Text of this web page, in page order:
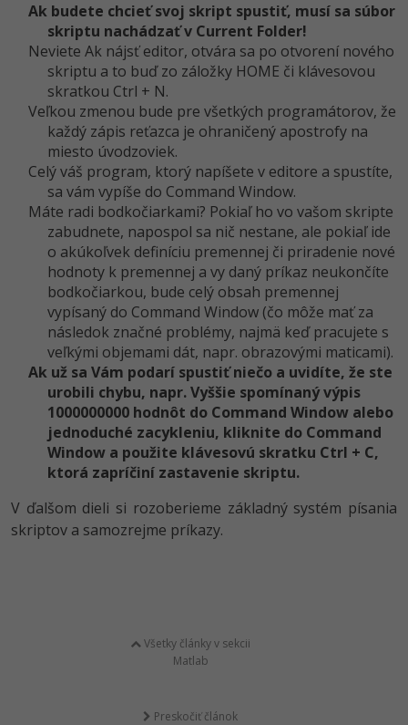
Ak budete chcieť svoj skript spustiť, musí sa súbor
skriptu nachádzať v Current Folder!
Neviete Ak nájsť editor, otvára sa po otvorení nového
skriptu a to buď zo záložky HOME či klávesovou
skratkou Ctrl + N.
Veľkou zmenou bude pre všetkých programátorov, že
každý zápis reťazca je ohraničený apostrofy na
miesto úvodzoviek.
Celý váš program, ktorý napíšete v editore a spustíte,
sa vám vypíše do Command Window.
Máte radi bodkočiarkami? Pokiaľ ho vo vašom skripte
zabudnete, napospol sa nič nestane, ale pokiaľ ide
o akúkoľvek definíciu premennej či priradenie nové
hodnoty k premennej a vy daný príkaz neukončíte
bodkočiarkou, bude celý obsah premennej
vypísaný do Command Window (čo môže mať za
následok značné problémy, najmä keď pracujete s
veľkými objemami dát, napr. obrazovými maticami).
Ak už sa Vám podarí spustiť niečo a uvidíte, že ste
urobili chybu, napr. Vyššie spomínaný výpis
1000000000 hodnôt do Command Window alebo
jednoduché zacykleniu, kliknite do Command
Window a použite klávesovú skratku Ctrl + C,
ktorá zapríčiní zastavenie skriptu.
V ďalšom dieli si rozoberieme základný systém písania
skriptov a samozrejme príkazy.
Všetky články v sekcii
Matlab
Preskočiť článok